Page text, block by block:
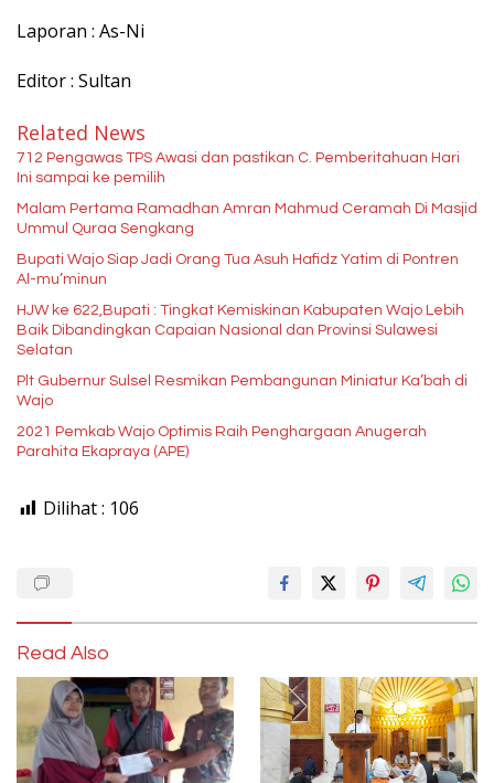
Laporan : As-Ni
Editor : Sultan
Related News
712 Pengawas TPS Awasi dan pastikan C. Pemberitahuan Hari
Ini sampai ke pemilih
Malam Pertama Ramadhan Amran Mahmud Ceramah Di Masjid
Ummul Quraa Sengkang
Bupati Wajo Siap Jadi Orang Tua Asuh Hafidz Yatim di Pontren
Al-mu’minun
HJW ke 622,Bupati : Tingkat Kemiskinan Kabupaten Wajo Lebih
Baik Dibandingkan Capaian Nasional dan Provinsi Sulawesi
Selatan
Plt Gubernur Sulsel Resmikan Pembangunan Miniatur Ka’bah di
Wajo
2021 Pemkab Wajo Optimis Raih Penghargaan Anugerah
Parahita Ekapraya (APE)
Dilihat : 106
Read Also